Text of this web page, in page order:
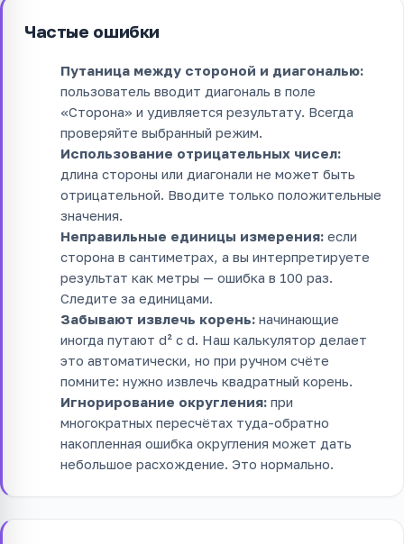
Частые ошибки
Путаница между стороной и диагональю:
пользователь вводит диагональ в поле
«Сторона» и удивляется результату. Всегда
проверяйте выбранный режим.
Использование отрицательных чисел:
длина стороны или диагонали не может быть
отрицательной. Вводите только положительные
значения.
Неправильные единицы измерения: если
сторона в сантиметрах, а вы интерпретируете
результат как метры — ошибка в 100 раз.
Следите за единицами.
Забывают извлечь корень: начинающие
иногда путают d² с d. Наш калькулятор делает
это автоматически, но при ручном счёте
помните: нужно извлечь квадратный корень.
Игнорирование округления: при
многократных пересчётах туда-обратно
накопленная ошибка округления может дать
небольшое расхождение. Это нормально.